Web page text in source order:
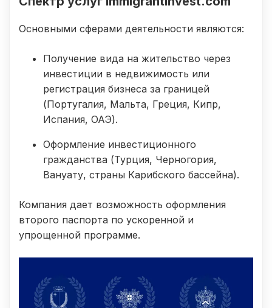
Основными сферами деятельности являются:
Получение вида на жительство через
инвестиции в недвижимость или
регистрация бизнеса за границей
(Португалия, Мальта, Греция, Кипр,
Испания, ОАЭ).
Оформление инвестиционного
гражданства (Турция, Черногория,
Вануату, страны Карибского бассейна).
Компания дает возможность оформления
второго паспорта по ускоренной и
упрощенной программе.